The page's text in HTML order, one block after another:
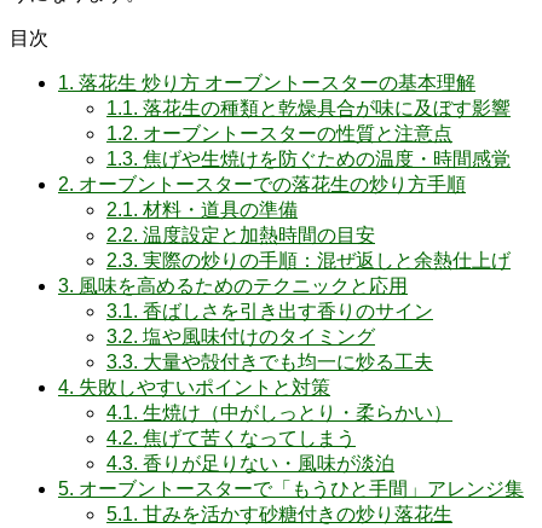
目次
1. 落花生 炒り方 オーブントースターの基本理解
1.1. 落花生の種類と乾燥具合が味に及ぼす影響
1.2. オーブントースターの性質と注意点
1.3. 焦げや生焼けを防ぐための温度・時間感覚
2. オーブントースターでの落花生の炒り方手順
2.1. 材料・道具の準備
2.2. 温度設定と加熱時間の目安
2.3. 実際の炒りの手順：混ぜ返しと余熱仕上げ
3. 風味を高めるためのテクニックと応用
3.1. 香ばしさを引き出す香りのサイン
3.2. 塩や風味付けのタイミング
3.3. 大量や殻付きでも均一に炒る工夫
4. 失敗しやすいポイントと対策
4.1. 生焼け（中がしっとり・柔らかい）
4.2. 焦げて苦くなってしまう
4.3. 香りが足りない・風味が淡泊
5. オーブントースターで「もうひと手間」アレンジ集
5.1. 甘みを活かす砂糖付きの炒り落花生